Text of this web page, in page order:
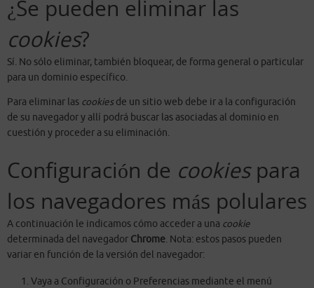
¿Se pueden eliminar las
cookies?
Sí. No sólo eliminar, también bloquear, de forma general o particular
para un dominio específico.
Para eliminar las cookiesde un sitio web debe ir a la configuración
de su navegador y allí podrá buscar las asociadas al dominio en
cuestión y proceder a su eliminación.
Configuración de cookiespara
los navegadores más polulares
A continuación le indicamos cómo acceder a una cookie
determinada del navegador Chrome. Nota: estos pasos pueden
variar en función de la versión del navegador:
Vaya a Configuración o Preferencias mediante el menú